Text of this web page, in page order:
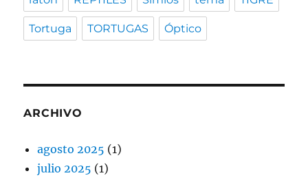
Tortuga TORTUGAS Óptico
ARCHIVO
agosto 2025 (1)
julio 2025 (1)